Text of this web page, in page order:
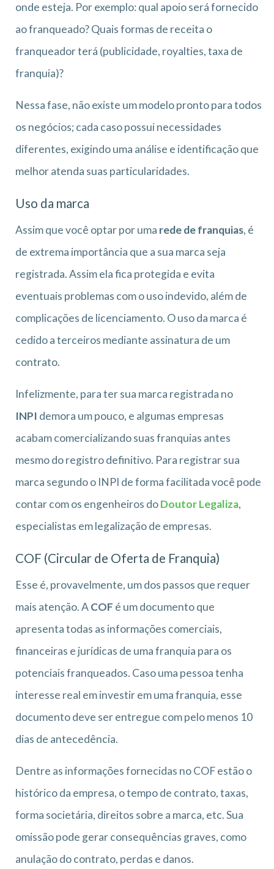
onde esteja. Por exemplo: qual apoio será fornecido
ao franqueado? Quais formas de receita o
franqueador terá (publicidade, royalties, taxa de
franquia)?
Nessa fase, não existe um modelo pronto para todos
os negócios; cada caso possui necessidades
diferentes, exigindo uma análise e identificação que
melhor atenda suas particularidades.
Uso da marca
Assim que você optar por uma rede de franquias, é
de extrema importância que a sua marca seja
registrada. Assim ela fica protegida e evita
eventuais problemas com o uso indevido, além de
complicações de licenciamento. O uso da marca é
cedido a terceiros mediante assinatura de um
contrato.
Infelizmente, para ter sua marca registrada no
INPI demora um pouco, e algumas empresas
acabam comercializando suas franquias antes
mesmo do registro definitivo. Para registrar sua
marca segundo o INPI de forma facilitada você pode
contar com os engenheiros doDoutor Legaliza,
especialistas em legalização de empresas.
COF (Circular de Oferta de Franquia)
Esse é, provavelmente, um dos passos que requer
mais atenção. ACOF é um documento que
apresenta todas as informações comerciais,
financeiras e jurídicas de uma franquia para os
potenciais franqueados. Caso uma pessoa tenha
interesse real em investir em uma franquia, esse
documento deve ser entregue com pelo menos 10
dias de antecedência.
Dentre as informações fornecidas no COF estão o
histórico da empresa, o tempo de contrato, taxas,
forma societária, direitos sobre a marca, etc. Sua
omissão pode gerar consequências graves, como
anulação do contrato, perdas e danos.